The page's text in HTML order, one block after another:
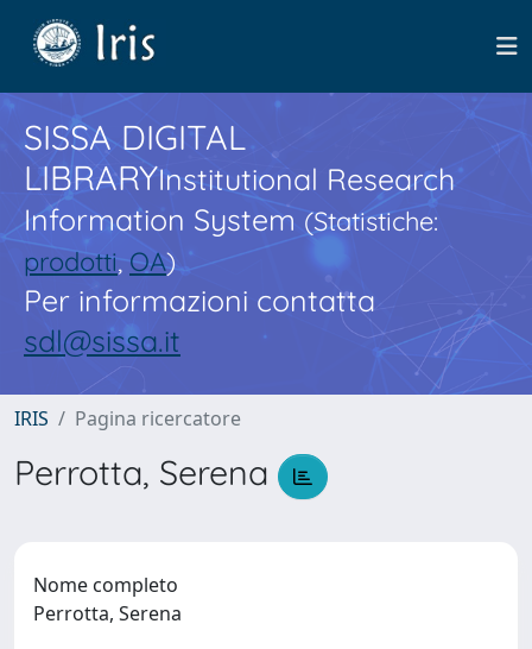
SISSA DIGITAL
LIBRARYInstitutional Research
Information System(Statistiche:
prodotti,OA)
Per informazioni contatta
sdl@sissa.it
IRIS Pagina ricercatore
Perrotta, Serena
Nome completo
Perrotta, Serena